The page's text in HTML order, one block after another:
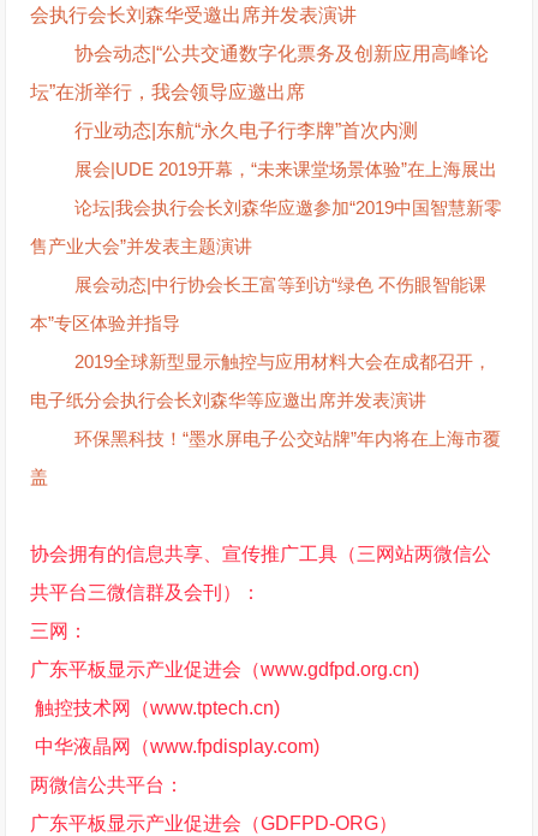
会执行会长刘森华受邀出席并发表演讲
协会动态|“公共交通数字化票务及创新应用高峰论
坛”在浙举行，我会领导应邀出席
行业动态|东航“永久电子行李牌”首次内测
展会|UDE 2019开幕，“未来课堂场景体验”在上海展出
论坛|我会执行会长刘森华应邀参加“2019中国智慧新零
售产业大会”并发表主题演讲
展会动态|中行协会长王富等到访“绿色 不伤眼智能课
本”专区体验并指导
2019全球新型显示触控与应用材料大会在成都召开，
电子纸分会执行会长刘森华等应邀出席并发表演讲
环保黑科技！“墨水屏电子公交站牌”年内将在上海市覆
盖
协会拥有的信息共享、宣传推广工具（三网站两微信公
共平台三微信群及会刊）：
三网：
广东平板显示产业促进会（www.gdfpd.org.cn)
触控技术网（www.tptech.cn)
中华液晶网（www.fpdisplay.com)
两微信公共平台：
广东平板显示产业促进会（GDFPD-ORG）